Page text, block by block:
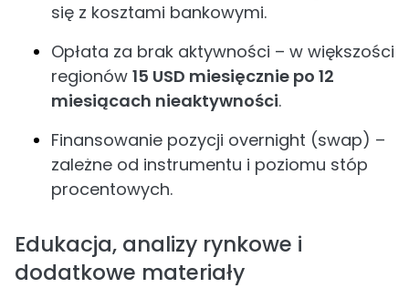
się z kosztami bankowymi.
Opłata za brak aktywności – w większości
regionów 15 USD miesięcznie po 12
miesiącach nieaktywności.
Finansowanie pozycji overnight (swap) –
zależne od instrumentu i poziomu stóp
procentowych.
Edukacja, analizy rynkowe i
dodatkowe materiały